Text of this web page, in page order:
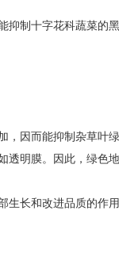
制十字花科蔬菜的
因而能抑制杂草叶
明膜。因此，绿色
长和改进品质的作